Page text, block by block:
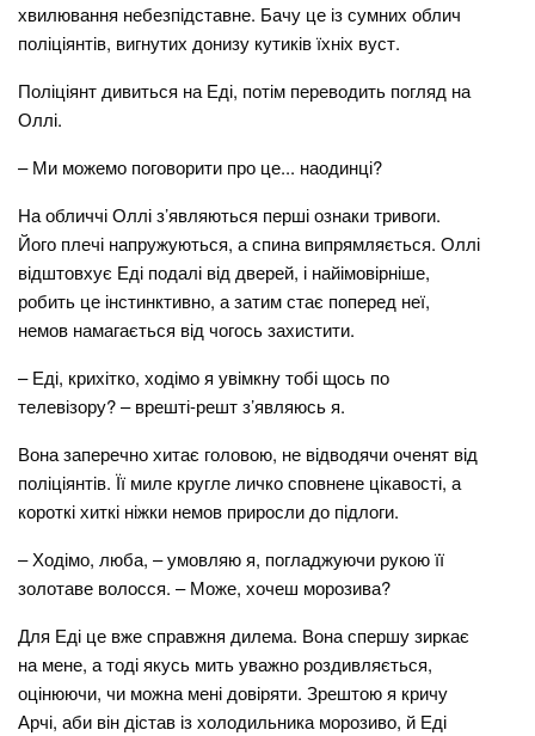
хвилювання небезпідставне. Бачу це із сумних облич
поліціянтів, вигнутих донизу кутиків їхніх вуст.
Поліціянт дивиться на Еді, потім переводить погляд на
Оллі.
– Ми можемо поговорити про це... наодинці?
На обличчі Оллі з’являються перші ознаки тривоги.
Його плечі напружуються, а спина випрямляється. Оллі
відштовхує Еді подалі від дверей, і найімовірніше,
робить це інстинктивно, а затим стає поперед неї,
немов намагається від чогось захистити.
– Еді, крихітко, ходімо я увімкну тобі щось по
телевізору? – врешті-решт з’являюсь я.
Вона заперечно хитає головою, не відводячи оченят від
поліціянтів. Її миле кругле личко сповнене цікавості, а
короткі хиткі ніжки немов приросли до підлоги.
– Ходімо, люба, – умовляю я, погладжуючи рукою її
золотаве волосся. – Може, хочеш морозива?
Для Еді це вже справжня дилема. Вона спершу зиркає
на мене, а тоді якусь мить уважно роздивляється,
оцінюючи, чи можна мені довіряти. Зрештою я кричу
Арчі, аби він дістав із холодильника морозиво, й Еді